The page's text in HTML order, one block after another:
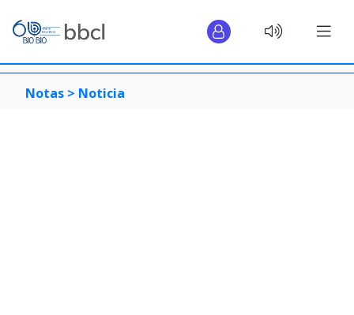
Notas > Noticia